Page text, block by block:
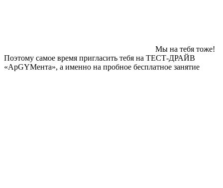
Мы на тебя тоже!
Поэтому самое время пригласить тебя на ТЕСТ-ДРАЙВ
«АрGYMента», а именно на пробное бесплатное занятие